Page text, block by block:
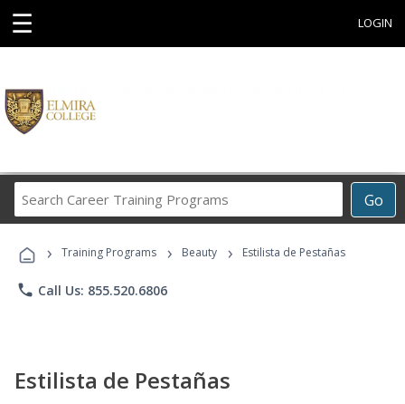
☰ LOGIN
Go
Career
Programs
› Training Programs › Beauty › Estilista de Pestañas
phone Call Us: 855.520.6806
Estilista de Pestañas